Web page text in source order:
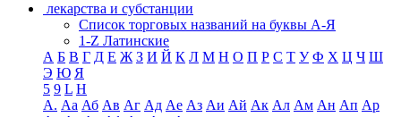
лекарства и субстанции
Список торговых названий на буквы А-Я
1-Z Латинские
А Б В Г Д Е Ж З И Й К Л М Н О П Р С Т У Ф Х Ц Ч Ш
Э Ю Я
5 9 L H
А. Аа Аб Ав Аг Ад Ае Аз Аи Ай Ак Ал Ам Ан Ап Ар